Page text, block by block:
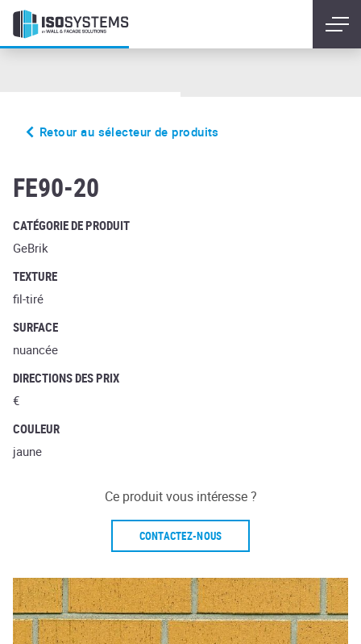
Retour au sélecteur de produits
FE90-20
CATÉGORIE DE PRODUIT
GeBrik
TEXTURE
fil-tiré
SURFACE
nuancée
DIRECTIONS DES PRIX
€
COULEUR
jaune
Ce produit vous intéresse ?
CONTACTEZ-NOUS